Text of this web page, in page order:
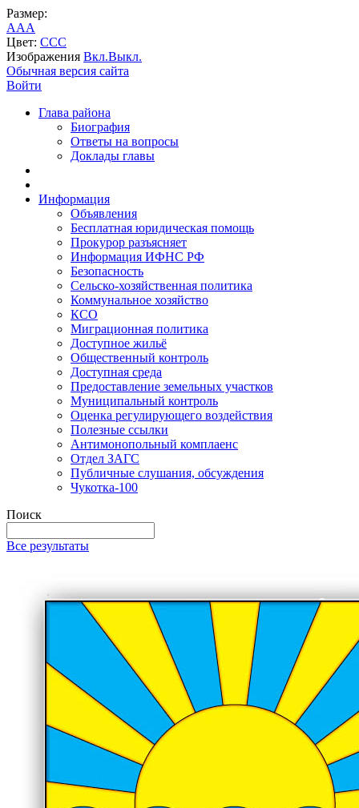
Размер:
AAA
Цвет: CCC
Изображения Вкл.Выкл.
Обычная версия сайта
Войти
Глава района
Биография
Ответы на вопросы
Доклады главы
Информация
Объявления
Бесплатная юридическая помощь
Прокурор разъясняет
Информация ИФНС РФ
Безопасность
Сельско-хозяйственная политика
Коммунальное хозяйство
КСО
Миграционная политика
Доступное жильё
Общественный контроль
Доступная среда
Предоставление земельных участков
Муниципальный контроль
Оценка регулирующего воздействия
Полезные ссылки
Антимонопольный комплаенс
Отдел ЗАГС
Публичные слушания, обсуждения
Чукотка-100
Поиск
Все результаты